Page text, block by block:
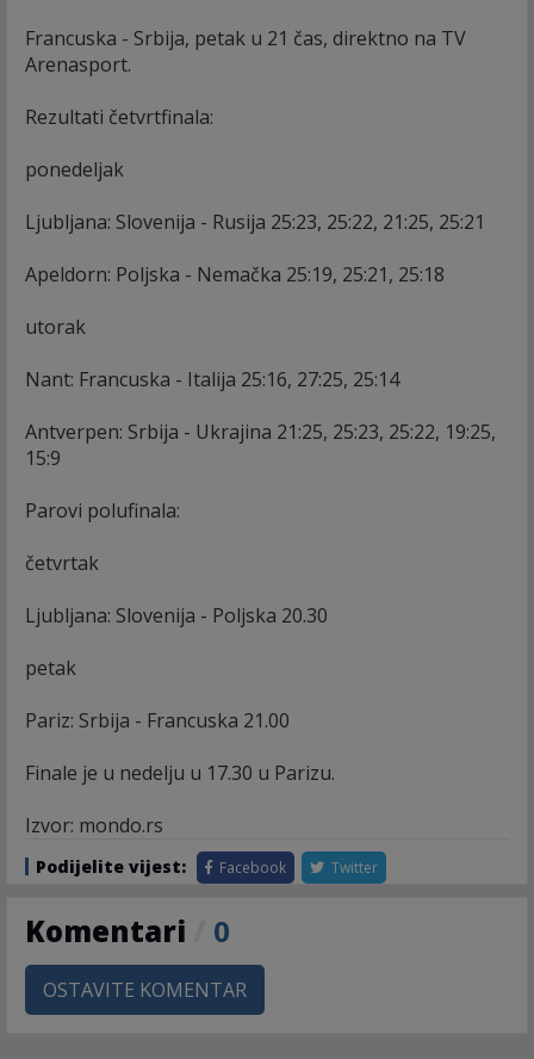
Francuska - Srbija, petak u 21 čas, direktno na TV
Arenasport.
Rezultati četvrtfinala:
ponedeljak
Ljubljana: Slovenija - Rusija 25:23, 25:22, 21:25, 25:21
Apeldorn: Poljska - Nemačka 25:19, 25:21, 25:18
utorak
Nant: Francuska - Italija 25:16, 27:25, 25:14
Antverpen: Srbija - Ukrajina 21:25, 25:23, 25:22, 19:25,
15:9
Parovi polufinala:
četvrtak
Ljubljana: Slovenija - Poljska 20.30
petak
Pariz: Srbija - Francuska 21.00
Finale je u nedelju u 17.30 u Parizu.
Izvor: mondo.rs
Podijelite vijest: Facebook Twitter
Komentari 0
OSTAVITE KOMENTAR